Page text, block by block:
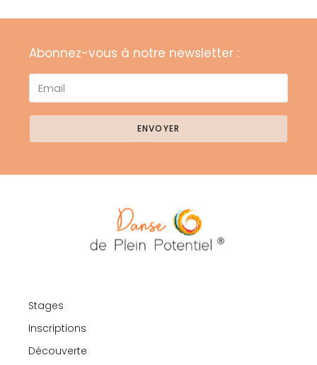
Abonnez-vous à notre newsletter :
ENVOYER
Stages
Inscriptions
Découverte